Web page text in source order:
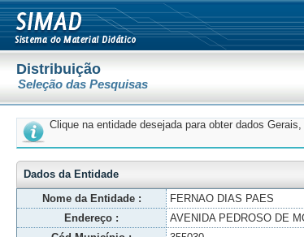
Distribuição
Seleção das Pesquisas
Clique na entidade desejada para obter dados
Dados da Entidade
Nome da Entidade :
FERNAO DIAS PAES
Endereço :
AVENIDA PEDROSO DE